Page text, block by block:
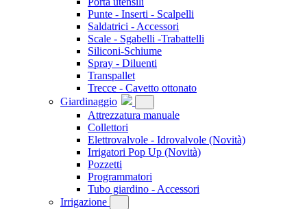
Punte - Inserti - Scalpelli
Saldatrici - Accessori
Scale - Sgabelli -Trabattelli
Siliconi-Schiume
Spray - Diluenti
Transpallet
Trecce - Cavetto ottonato
Giardinaggio
Attrezzatura manuale
Collettori
Elettrovalvole - Idrovalvole (Novità)
Irrigatori Pop Up (Novità)
Pozzetti
Programmatori
Tubo giardino - Accessori
Irrigazione